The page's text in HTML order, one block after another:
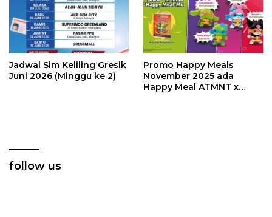
Jadwal Sim Keliling Gresik
Juni 2026 (Minggu ke 2)
Promo Happy Meals
November 2025 ada
Happy Meal ATMNT x
follow us